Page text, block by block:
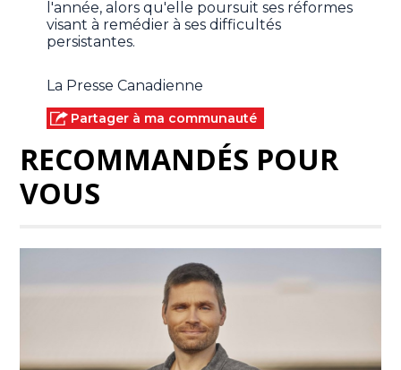
l'année, alors qu'elle poursuit ses réformes
visant à remédier à ses difficultés
persistantes.
La Presse Canadienne
Partager à ma communauté
RECOMMANDÉS POUR
VOUS